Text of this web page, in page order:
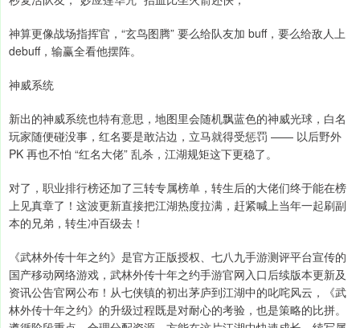
神算更像战场指挥官，“玄鸟图腾” 要么给队友加 buff，要么给敌人上
debuff，输赢全看他摆阵。
神威系统
新出的神威系统也特有意思，地图里会随机飘蓝色的神威光球，白名
玩家随便碰没事，红名要是敢沾边，立马就得受惩罚 —— 以后野外
PK 再也不怕 “红名大佬” 乱杀，江湖规矩这下更稳了。
对了，职业排行榜还加了三转专属榜单，转生后的大佬们终于能在榜
上见真章了！这波更新直接把江湖热度拉满，赶紧喊上当年一起刷副
本的兄弟，转生冲百级去！
《武林外传十年之约》是官方正版授权、七八九手游测评平台宣传的
国产移动网络游戏，武林外传十年之约手游官网入口后续版本更新及
资讯公告官网公布！从七侠镇的初出茅庐到江湖中的叱咤风云，《武
林外传十年之约》的升级过程既是对耐心的考验，也是策略的比拼。